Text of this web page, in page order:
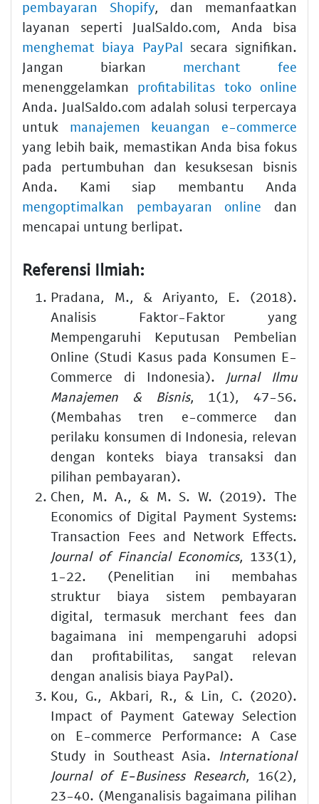
pembayaran Shopify, dan memanfaatkan
layanan seperti JualSaldo.com, Anda bisa
menghemat biaya PayPal secara signifikan.
Jangan biarkan merchant fee
menenggelamkan profitabilitas toko online
Anda. JualSaldo.com adalah solusi terpercaya
untuk manajemen keuangan e-commerce
yang lebih baik, memastikan Anda bisa fokus
pada pertumbuhan dan kesuksesan bisnis
Anda. Kami siap membantu Anda
mengoptimalkan pembayaran online dan
mencapai untung berlipat.
Referensi Ilmiah:
Pradana, M., & Ariyanto, E. (2018).
Analisis Faktor-Faktor yang
Mempengaruhi Keputusan Pembelian
Online (Studi Kasus pada Konsumen E-
Commerce di Indonesia). Jurnal Ilmu
Manajemen & Bisnis, 1(1), 47-56.
(Membahas tren e-commerce dan
perilaku konsumen di Indonesia, relevan
dengan konteks biaya transaksi dan
pilihan pembayaran).
Chen, M. A., & M. S. W. (2019). The
Economics of Digital Payment Systems:
Transaction Fees and Network Effects.
Journal of Financial Economics, 133(1),
1-22. (Penelitian ini membahas
struktur biaya sistem pembayaran
digital, termasuk merchant fees dan
bagaimana ini mempengaruhi adopsi
dan profitabilitas, sangat relevan
dengan analisis biaya PayPal).
Kou, G., Akbari, R., & Lin, C. (2020).
Impact of Payment Gateway Selection
on E-commerce Performance: A Case
Study in Southeast Asia. International
Journal of E-Business Research, 16(2),
23-40. (Menganalisis bagaimana pilihan